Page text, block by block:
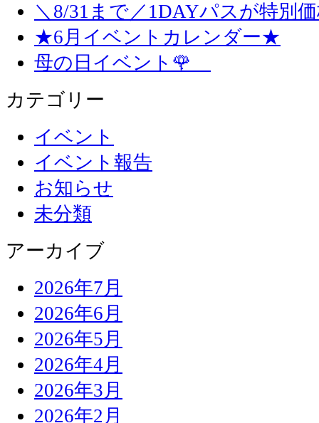
＼8/31まで／1DAYパスが特別
★6月イベントカレンダー★
母の日イベント🌹
カテゴリー
イベント
イベント報告
お知らせ
未分類
アーカイブ
2026年7月
2026年6月
2026年5月
2026年4月
2026年3月
2026年2月